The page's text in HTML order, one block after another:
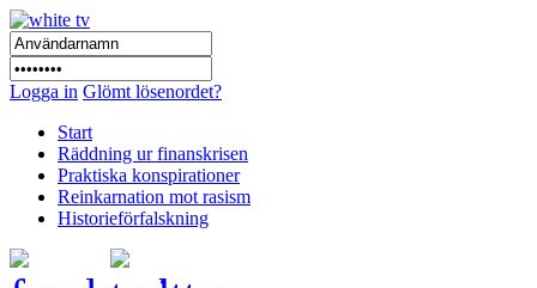
Logga in Glömt lösenordet?
Start
Räddning ur finanskrisen
Praktiska konspirationer
Reinkarnation mot rasism
Historieförfalskning